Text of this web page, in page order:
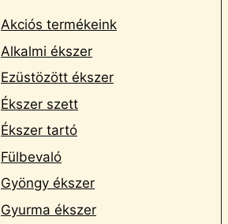
Akciós termékeink
Alkalmi ékszer
Ezüstözött ékszer
Ékszer szett
Ékszer tartó
Fülbevaló
Gyöngy ékszer
Gyurma ékszer